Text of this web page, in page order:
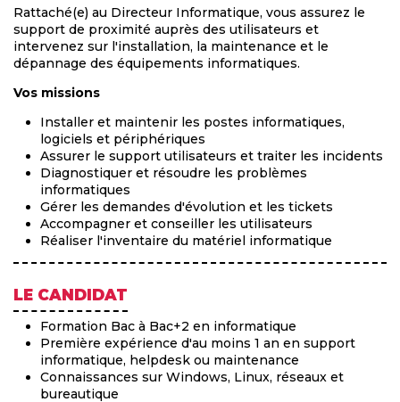
Rattaché(e) au Directeur Informatique, vous assurez le
support de proximité auprès des utilisateurs et
intervenez sur l'installation, la maintenance et le
dépannage des équipements informatiques.
Vos missions
Installer et maintenir les postes informatiques,
logiciels et périphériques
Assurer le support utilisateurs et traiter les incidents
Diagnostiquer et résoudre les problèmes
informatiques
Gérer les demandes d'évolution et les tickets
Accompagner et conseiller les utilisateurs
Réaliser l'inventaire du matériel informatique
LE CANDIDAT
Formation Bac à Bac+2 en informatique
Première expérience d'au moins 1 an en support
informatique, helpdesk ou maintenance
Connaissances sur Windows, Linux, réseaux et
bureautique